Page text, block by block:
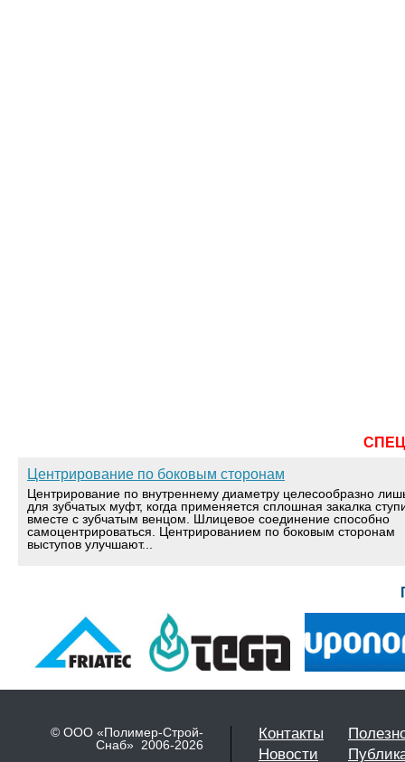
Центрирование по боковым сторонам
Центрирование по внутреннему диаметру целесообразно
для зубчатых муфт, когда применяется сплошная закалка
вместе с зубчатым венцом. Шлицевое соединение способно
самоцентрироваться. Центрированием по боковым сторонам
выступов улучшают...
© ООО «Полимер-Строй-
Снаб» 2006-2026
Контакты
Новости